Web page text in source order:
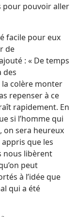
pour pouvoir aller
facile pour eux
de
: « De temps
des
colère monter
repenser à ce
rapidement. En
si l’homme qui
on sera heureux
appris que les
nous libèrent
peut
à l’idée que
qui a été